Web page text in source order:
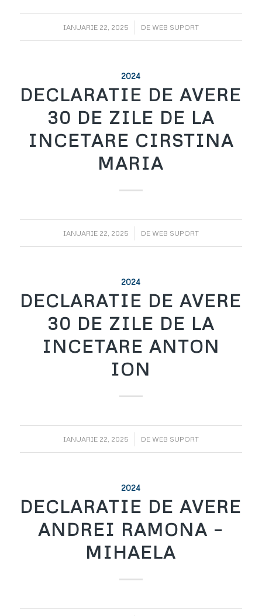
IANUARIE 22, 2025
/ DE WEB SUPORT
2024
DECLARATIE DE AVERE
30 DE ZILE DE LA
INCETARE CIRSTINA
MARIA
IANUARIE 22, 2025
/ DE WEB SUPORT
2024
DECLARATIE DE AVERE
30 DE ZILE DE LA
INCETARE ANTON
ION
IANUARIE 22, 2025
/ DE WEB SUPORT
2024
DECLARATIE DE AVERE
ANDREI RAMONA –
MIHAELA